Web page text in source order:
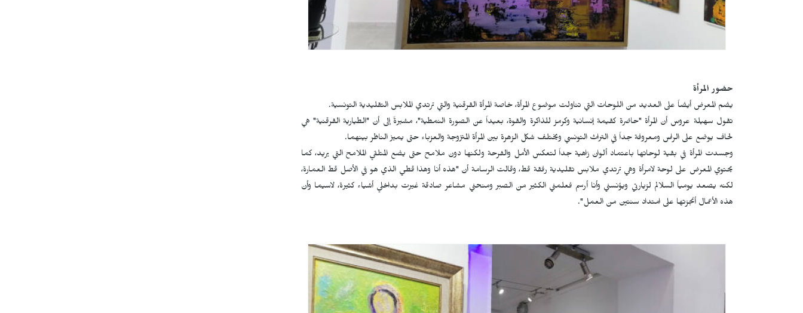
حضور المرأة
يضم المعرض أيضاً على العديد من اللوحات التي تناولت موضوع المرأة، خاصة المرأة القرقنية والتي ترتدي الملابس التقليدية التونسية.
تقول سهيلة عروس أن المرأة "حاضرة كقيمة إنسانية وكرمز للذاكرة والقوة، بعيداً عن الصورة النمطية"، مشيرةً إلى أن "الطيارية القرقنية" هي
لحاف يوضع على الراس ومعروفة جداً في التراث التونسي ويختلف شكل الزهرة بين المرأة المتزوجة والعزباء حتى يميز الناظر بينهما.
وجسدت المرأة في بقية لوحاتها باعتماد ألوان زاهية جداً لتعكس الأمل والفرحة ولكنها دون ملامح حتى يضع المتلقي الملامح التي يريد، كما
يحتوي المعرض على لوحة لامرأة وهي ترتدي ملابس تقليدية رفقة قط، وقالت الرسامة أن "هذه أنا وهذا قطي الذي هو في الأصل قط العمارة،
لكنه يصعد يومياً السلالم لزيارتي ويؤنسني وأنا أرسم فعلمني الكثير من الصبر ومنحني مشاعر صادقة غيرت بداخلي أشياء كثيرة، لاسيما وأن
هذه الأعمال أنجزتها على امتداد سنتين من العمل".